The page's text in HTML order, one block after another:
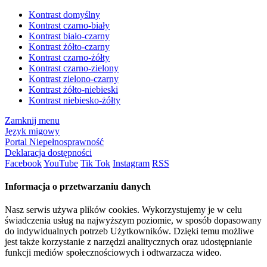
Kontrast domyślny
Kontrast czarno-biały
Kontrast biało-czarny
Kontrast żółto-czarny
Kontrast czarno-żółty
Kontrast czarno-zielony
Kontrast zielono-czarny
Kontrast żółto-niebieski
Kontrast niebiesko-żółty
Zamknij menu
Język migowy
Portal Niepełnosprawność
Deklaracja dostępności
FacebookYouTube Tik Tok Instagram RSS
Informacja o przetwarzaniu danych
Nasz serwis używa plików cookies. Wykorzystujemy je w celu
świadczenia usług na najwyższym poziomie, w sposób dopasowany
do indywidualnych potrzeb Użytkowników. Dzięki temu możliwe
jest także korzystanie z narzędzi analitycznych oraz udostępnianie
funkcji mediów społecznościowych i odtwarzacza wideo.